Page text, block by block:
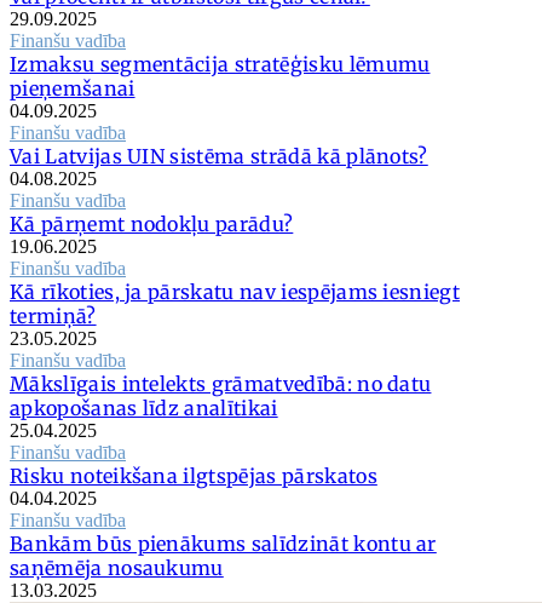
29.09.2025
Finanšu vadība
Izmaksu segmentācija stratēģisku lēmumu
pieņemšanai
04.09.2025
Finanšu vadība
Vai Latvijas UIN sistēma strādā kā plānots?
04.08.2025
Finanšu vadība
Kā pārņemt nodokļu parādu?
19.06.2025
Finanšu vadība
Kā rīkoties, ja pārskatu nav iespējams iesniegt
termiņā?
23.05.2025
Finanšu vadība
Mākslīgais intelekts grāmatvedībā: no datu
apkopošanas līdz analītikai
25.04.2025
Finanšu vadība
Risku noteikšana ilgtspējas pārskatos
04.04.2025
Finanšu vadība
Bankām būs pienākums salīdzināt kontu ar
saņēmēja nosaukumu
13.03.2025